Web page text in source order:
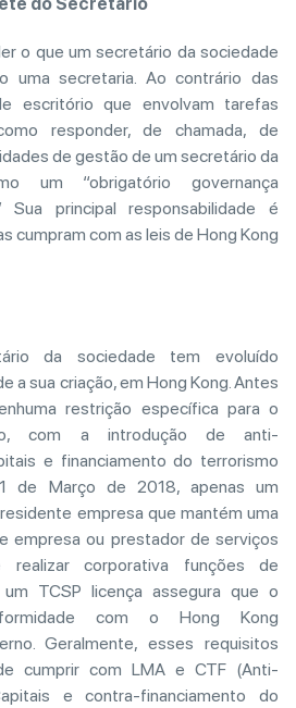
o que um secretário da sociedade
uma secretaria. Ao contrário das
escritório que envolvam tarefas
responder, de chamada, de
de gestão de um secretário da
um “obrigatório governança
Sua principal responsabilidade é
cumpram com as leis de Hong Kong
da sociedade tem evoluído
a sua criação, em Hong Kong. Antes
restrição específica para o
com a introdução de anti-
e financiamento do terrorismo
de Março de 2018, apenas um
empresa que mantém uma
empresa ou prestador de serviços
realizar corporativa funções de
um TCSP licença assegura que o
com o Hong Kong
Geralmente, esses requisitos
cumprir com LMA e CTF (Anti-
e contra-financiamento do